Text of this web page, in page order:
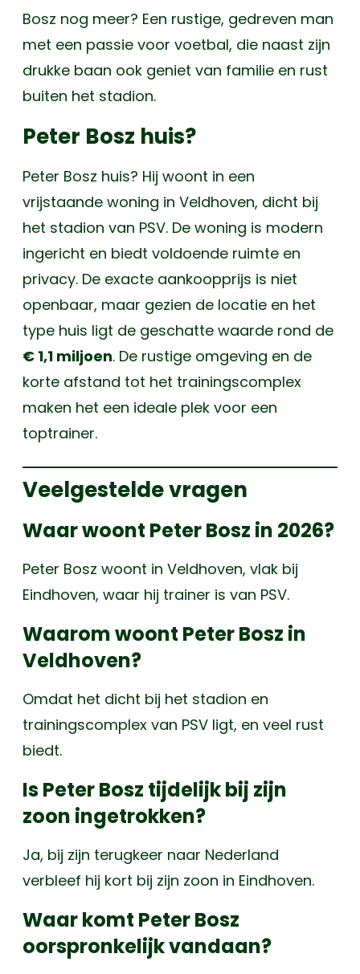
Bosz nog meer? Een rustige, gedreven man
met een passie voor voetbal, die naast zijn
drukke baan ook geniet van familie en rust
buiten het stadion.
Peter Bosz huis?
Peter Bosz huis? Hij woont in een
vrijstaande woning in Veldhoven, dicht bij
het stadion van PSV. De woning is modern
ingericht en biedt voldoende ruimte en
privacy. De exacte aankoopprijs is niet
openbaar, maar gezien de locatie en het
type huis ligt de geschatte waarde rond de
€ 1,1 miljoen. De rustige omgeving en de
korte afstand tot het trainingscomplex
maken het een ideale plek voor een
toptrainer.
Veelgestelde vragen
Waar woont Peter Bosz in 2026?
Peter Bosz woont in Veldhoven, vlak bij
Eindhoven, waar hij trainer is van PSV.
Waarom woont Peter Bosz in
Veldhoven?
Omdat het dicht bij het stadion en
trainingscomplex van PSV ligt, en veel rust
biedt.
Is Peter Bosz tijdelijk bij zijn
zoon ingetrokken?
Ja, bij zijn terugkeer naar Nederland
verbleef hij kort bij zijn zoon in Eindhoven.
Waar komt Peter Bosz
oorspronkelijk vandaan?